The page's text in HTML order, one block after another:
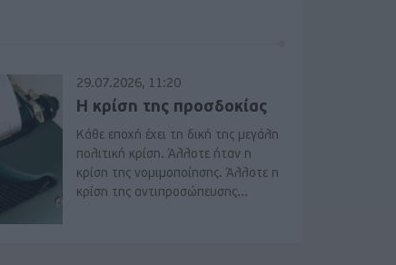
29.07.2026, 11:20
Η κρίση της προσδοκίας
Κάθε εποχή έχει τη δική της μεγάλη
πολιτική κρίση. Άλλοτε ήταν η
κρίση της νομιμοποίησης. Άλλοτε η
κρίση της αντιπροσώπευσης...